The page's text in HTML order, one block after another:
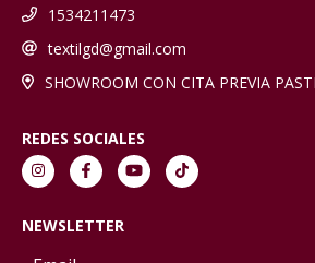
1534211473
textilgd@gmail.com
SHOWROOM CON CITA PREVIA
REDES SOCIALES
NEWSLETTER